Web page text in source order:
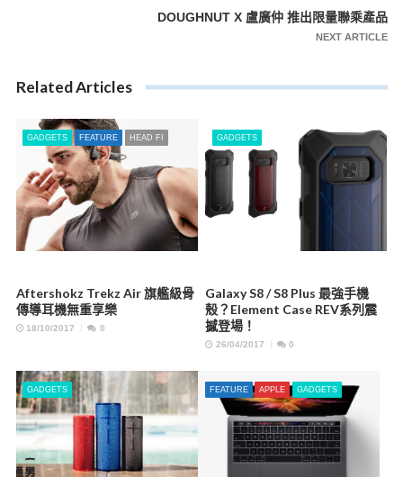
DOUGHNUT X 盧廣仲 推出限量聯乘產品
NEXT ARTICLE
Related Articles
GADGETS FEATURE HEAD FI
Aftershokz Trekz Air 旗艦級骨
傳導耳機無重享樂
18/10/2017 0
GADGETS
Galaxy S8 / S8 Plus 最強手機
殼？Element Case REV系列震
撼登場！
26/04/2017 0
GADGETS FEATURE APPLE GADGETS